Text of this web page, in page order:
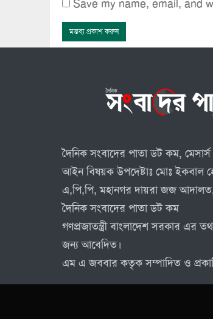
Save my name, email, and
দৈনিক সংবাদের পাতা ডট কম, মেসার্স
আইন বিষয়ক উপদেষ্টাঃ মোঃ ইকবাল
এ,পি,পি, মহানগর দায়রা জজ আদালত,
দৈনিক সংবাদের পাতা ডট কম
গণপ্রজাতন্ত্রী বাংলাদেশ সরকার এর
জন্য আবেদিত।
এম এ জববার কতৃক সম্পাদিত ও